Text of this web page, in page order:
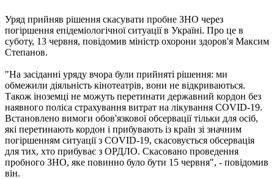
Уряд прийняв рішення скасувати пробне ЗНО через
погіршення епідеміологічної ситуації в Україні. Про це в
суботу, 13 червня, повідомив міністр охорони здоров'я Максим
Степанов.
"На засіданні уряду вчора були прийняті рішення: ми
обмежили діяльність кінотеатрів, вони не відкриваються.
Також іноземці не можуть перетинати державний кордон без
наявного поліса страхування витрат на лікування COVID-19.
Встановлено вимоги обов'язкової обсервації тільки для осіб,
які перетинають кордон і прибувають із країн зі значним
погіршенням ситуації з COVID-19, скасовується обсервація
для тих, хто прибуває з ОРДЛО. Скасовано проведення
пробного ЗНО, яке повинно було бути 15 червня", - повідомив
він.